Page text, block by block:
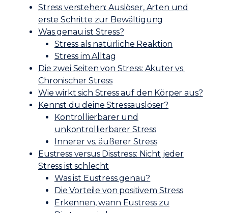
Stress verstehen: Auslöser, Arten und
erste Schritte zur Bewältigung
Was genau ist Stress?
Stress als natürliche Reaktion
Stress im Alltag
Die zwei Seiten von Stress: Akuter vs.
Chronischer Stress
Wie wirkt sich Stress auf den Körper aus?
Kennst du deine Stressauslöser?
Kontrollierbarer und
unkontrollierbarer Stress
Innerer vs. äußerer Stress
Eustress versus Disstress: Nicht jeder
Stress ist schlecht
Was ist Eustress genau?
Die Vorteile von positivem Stress
Erkennen, wann Eustress zu